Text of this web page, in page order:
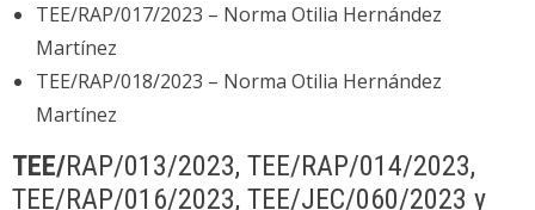
TEE/RAP/017/2023 – Norma Otilia Hernández
Martínez
TEE/RAP/018/2023 – Norma Otilia Hernández
Martínez
TEE/RAP/013/2023, TEE/RAP/014/2023,
TEE/RAP/016/2023, TEE/JEC/060/2023 y